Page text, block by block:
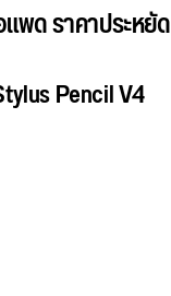
พด ราคาประหยัด
Pencil V4